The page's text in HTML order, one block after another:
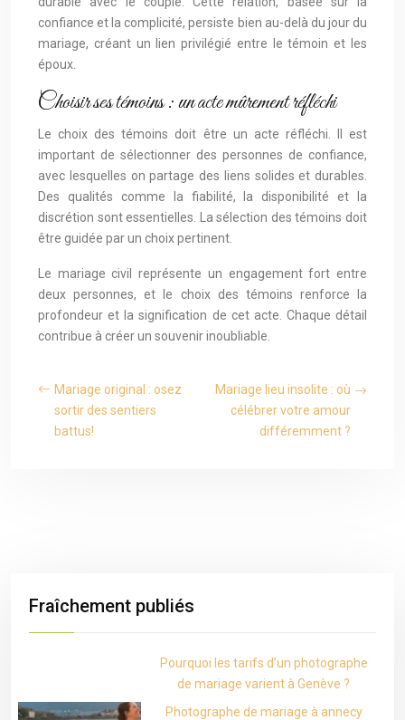
confiance et la complicité, persiste bien au-delà du jour du
mariage, créant un lien privilégié entre le témoin et les
époux.
Choisir ses témoins : un acte mûrement réfléchi
Le choix des témoins doit être un acte réfléchi. Il est
important de sélectionner des personnes de confiance,
avec lesquelles on partage des liens solides et durables.
Des qualités comme la fiabilité, la disponibilité et la
discrétion sont essentielles. La sélection des témoins doit
être guidée par un choix pertinent.
Le mariage civil représente un engagement fort entre
deux personnes, et le choix des témoins renforce la
profondeur et la signification de cet acte. Chaque détail
contribue à créer un souvenir inoubliable.
Mariage original : osez
sortir des sentiers
battus!
Mariage lieu insolite : où
célébrer votre amour
différemment ?
Fraîchement publiés
Pourquoi les tarifs d’un photographe
de mariage varient à Genève ?
Photographe de mariage à annecy